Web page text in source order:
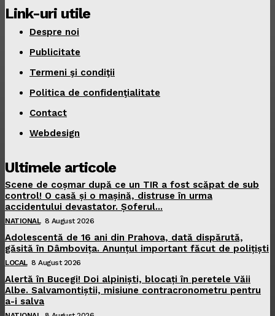
Link-uri utile
Despre noi
Publicitate
Termeni şi condiţii
Politica de confidenţialitate
Contact
Webdesign
Ultimele articole
Scene de coșmar după ce un TIR a fost scăpat de sub
control! O casă și o mașină, distruse în urma
accidentului devastator. Șoferul...
NATIONAL 8 August 2026
Adolescentă de 16 ani din Prahova, dată dispărută,
găsită în Dâmbovița. Anunțul important făcut de polițiști
LOCAL 8 August 2026
Alertă în Bucegi! Doi alpiniști, blocați în peretele Văii
Albe. Salvamontiștii, misiune contracronometru pentru
a-i salva